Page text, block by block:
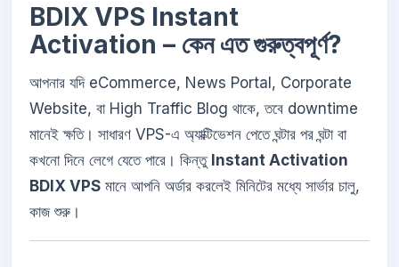
BDIX VPS Instant
Activation – কেন এত গুরুত্বপূর্ণ?
আপনার যদি eCommerce, News Portal, Corporate
Website, বা High Traffic Blog থাকে, তবে downtime
মানেই ক্ষতি। সাধারণ VPS-এ অ্যাক্টিভেশন পেতে ঘন্টার পর ঘন্টা বা
কখনো দিনে লেগে যেতে পারে। কিন্তু Instant Activation
BDIX VPS মানে আপনি অর্ডার করলেই মিনিটের মধ্যে সার্ভার চালু,
কাজ শুরু।